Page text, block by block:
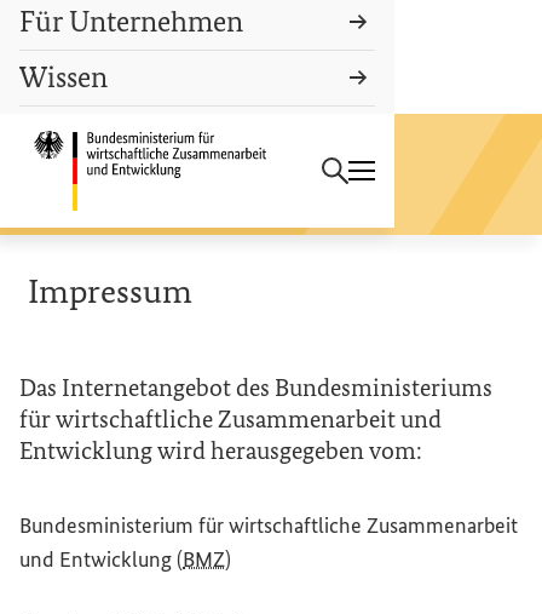
Startseite des
Suchbegriff
Suchen
Für Unternehmen
Wissen
Forum
Verantwortungsvolles Gold
Impressum
Das Internetangebot des Bundesministeriums
für wirtschaftliche Zusammenarbeit und
Entwicklung wird herausgegeben vom:
Bundesministerium für wirtschaftliche Zusammenarbeit
und Entwicklung (BMZ)